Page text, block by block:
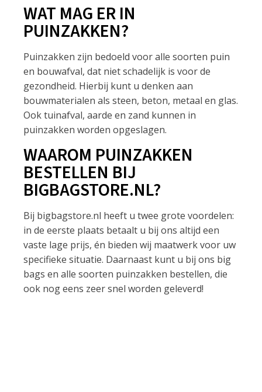
WAT MAG ER IN
PUINZAKKEN?
Puinzakken zijn bedoeld voor alle soorten puin
en bouwafval, dat niet schadelijk is voor de
gezondheid. Hierbij kunt u denken aan
bouwmaterialen als steen, beton, metaal en glas.
Ook tuinafval, aarde en zand kunnen in
puinzakken worden opgeslagen.
WAAROM PUINZAKKEN
BESTELLEN BIJ
BIGBAGSTORE.NL?
Bij bigbagstore.nl heeft u twee grote voordelen:
in de eerste plaats betaalt u bij ons altijd een
vaste lage prijs, én bieden wij maatwerk voor uw
specifieke situatie. Daarnaast kunt u bij ons big
bags en alle soorten puinzakken bestellen, die
ook nog eens zeer snel worden geleverd!